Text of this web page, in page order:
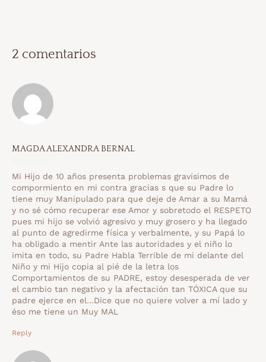
2 comentarios
MAGDA ALEXANDRA BERNAL
Mi Hijo de 10 años presenta problemas gravísimos de
compormiento en mi contra gracias s que su Padre lo
tiene muy Manipulado para que deje de Amar a su Mamá
y no sé cómo recuperar ese Amor y sobretodo el RESPETO
pues mi hijo se volvió agresivo y muy grosero y ha llegado
al punto de agredirme física y verbalmente, y su Papá lo
ha obligado a mentir Ante las autoridades y el niño lo
imita en todo, su Padre Habla Terrible de mi delante del
Niño y mi Hijo copia al pié de la letra los
Comportamientos de su PADRE, estoy desesperada de ver
el cambio tan negativo y la afectación tan TÓXICA que su
padre ejerce en el…Dice que no quiere volver a mí lado y
éso me tiene un Muy MAL
Reply